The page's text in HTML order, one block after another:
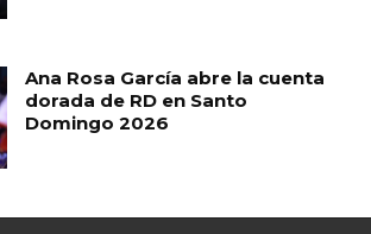
Ana Rosa García abre la cuenta
dorada de RD en Santo
Domingo 2026